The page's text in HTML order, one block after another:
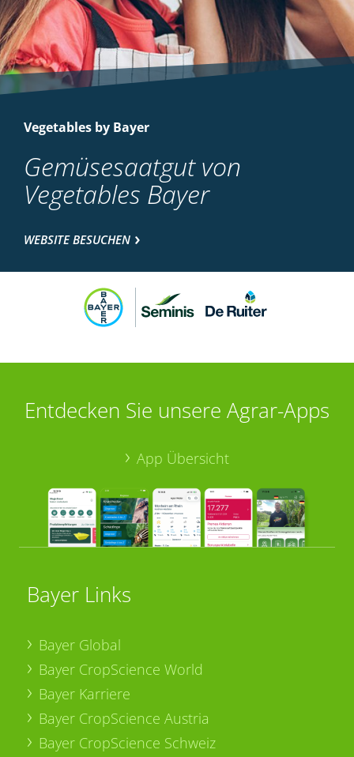
Vegetables by Bayer
Gemüsesaatgut von
Vegetables Bayer
WEBSITE BESUCHEN
Entdecken Sie unsere Agrar-Apps
App Übersicht
Bayer Links
Bayer Global
Bayer CropScience World
Bayer Karriere
Bayer CropScience Austria
Bayer CropScience Schweiz